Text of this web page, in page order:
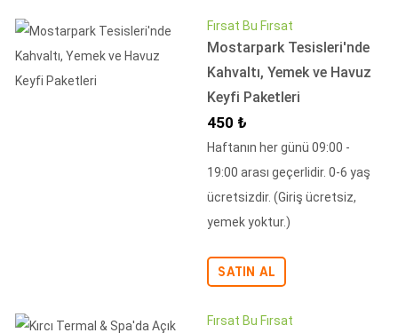
Fırsat Bu Fırsat
Mostarpark Tesisleri'nde
Kahvaltı, Yemek ve Havuz
Keyfi Paketleri
İndirimli Fiyat
450 ₺
Haftanın her günü 09:00 -
19:00 arası geçerlidir. 0-6 yaş
ücretsizdir. (Giriş ücretsiz,
yemek yoktur.)
SATIN AL
Fırsat Bu Fırsat